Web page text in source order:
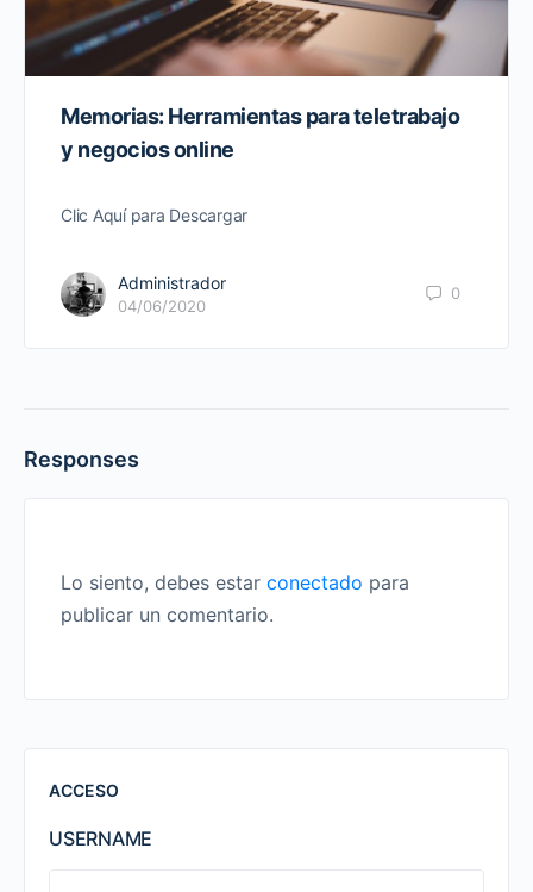
Memorias: Herramientas para teletrabajo
y negocios online
Clic Aquí para Descargar
Administrador
04/06/2020
0
Responses
Lo siento, debes estar conectado para
publicar un comentario.
ACCESO
USERNAME